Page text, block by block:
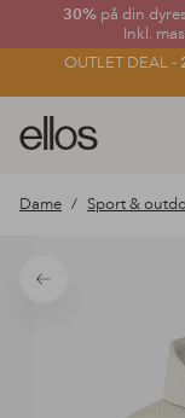
30% på din
Inkl.
OUTLET DEAL -
Ellos
logo
gå
forsiden
Dame Sport &
Tilbage